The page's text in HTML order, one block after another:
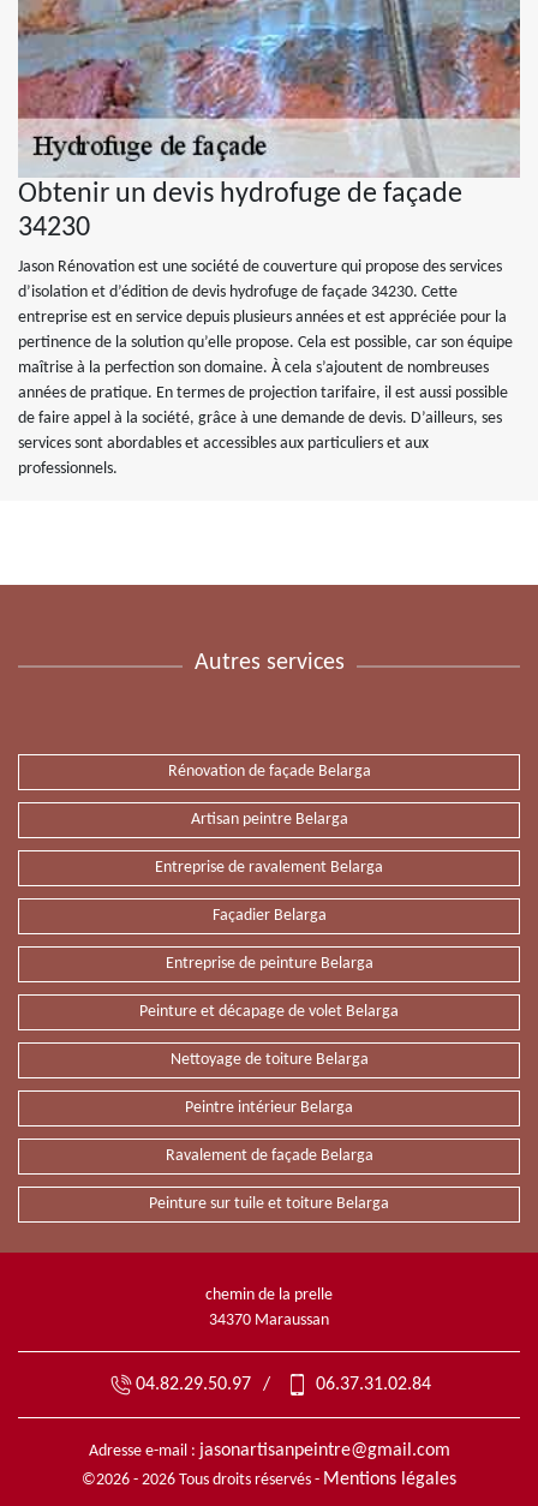
Obtenir un devis hydrofuge de façade
34230
Jason Rénovation est une société de couverture qui propose des services
d’isolation et d’édition de devis hydrofuge de façade 34230. Cette
entreprise est en service depuis plusieurs années et est appréciée pour la
pertinence de la solution qu’elle propose. Cela est possible, car son équipe
maîtrise à la perfection son domaine. À cela s’ajoutent de nombreuses
années de pratique. En termes de projection tarifaire, il est aussi possible
de faire appel à la société, grâce à une demande de devis. D’ailleurs, ses
services sont abordables et accessibles aux particuliers et aux
professionnels.
Autres services
Rénovation de façade Belarga
Artisan peintre Belarga
Entreprise de ravalement Belarga
Façadier Belarga
Entreprise de peinture Belarga
Peinture et décapage de volet Belarga
Nettoyage de toiture Belarga
Peintre intérieur Belarga
Ravalement de façade Belarga
Peinture sur tuile et toiture Belarga
chemin de la prelle
34370 Maraussan
04.82.29.50.97 / 06.37.31.02.84
Adresse e-mail : jasonartisanpeintre@gmail.com
©2026 - 2026 Tous droits réservés - Mentions légales